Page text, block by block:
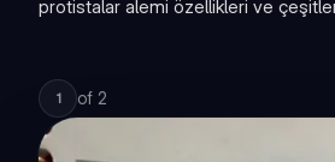
protistalar alemi özellikleri ve
1 of 2